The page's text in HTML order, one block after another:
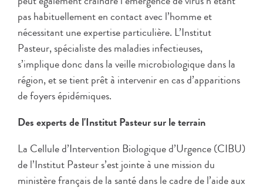
pas habituellement en contact avec l’homme et
nécessitant une expertise particulière. L’Institut
Pasteur, spécialiste des maladies infectieuses,
s’implique donc dans la veille microbiologique dans la
région, et se tient prêt à intervenir en cas d’apparitions
de foyers épidémiques.
Des experts de l'Institut Pasteur sur le terrain
La Cellule d’Intervention Biologique d’Urgence (CIBU)
de l’Institut Pasteur s’est jointe à une mission du
ministère français de la santé dans le cadre de l’aide aux